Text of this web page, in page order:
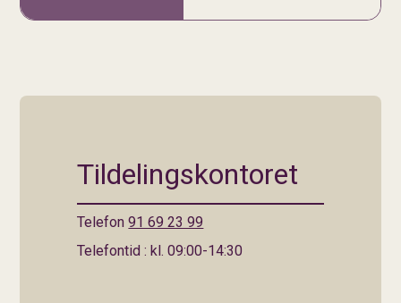
Tildelingskontoret
Telefon91 69 23 99
Telefontid : kl. 09:00-14:30